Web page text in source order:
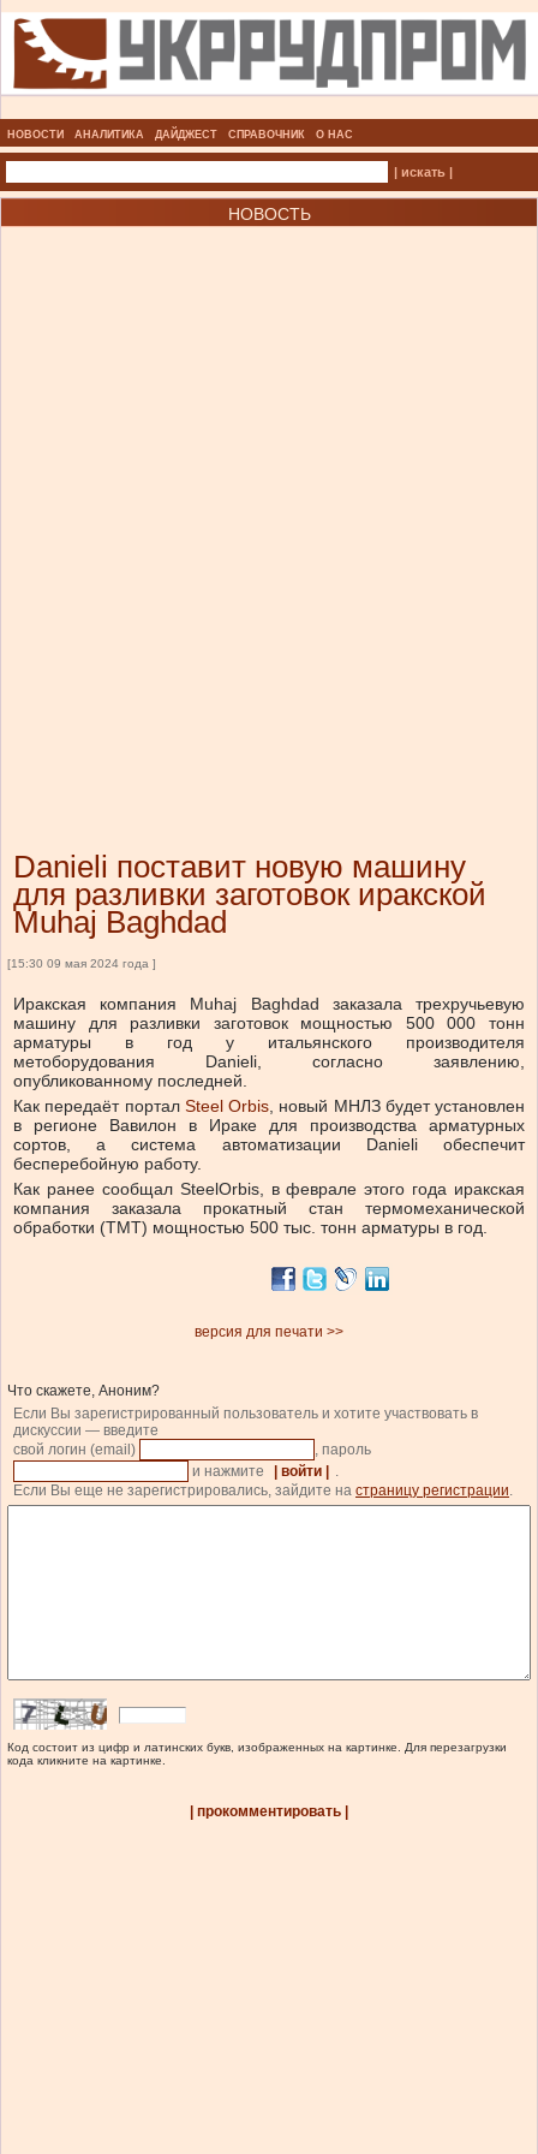
НОВОСТИ АНАЛИТИКА ДАЙДЖЕСТ СПРАВОЧНИК О НАС
| искать |
НОВОСТЬ
Danieli поставит новую машину
для разливки заготовок иракской
Muhaj Baghdad
[15:30 09 мая 2024 года ]
Иракская компания Muhaj Baghdad заказала трехручьевую
машину для разливки заготовок мощностью 500 000 тонн
арматуры в год у итальянского производителя
метоборудования Danieli, согласно заявлению,
опубликованному последней.
Как передаёт портал Steel Orbis, новый МНЛЗ будет установлен
в регионе Вавилон в Ираке для производства арматурных
сортов, а система автоматизации Danieli обеспечит
бесперебойную работу.
Как ранее сообщал SteelOrbis, в феврале этого года иракская
компания заказала прокатный стан термомеханической
обработки (ТМТ) мощностью 500 тыс. тонн арматуры в год.
версия для печати >>
Что скажете, Аноним?
Если Вы зарегистрированный пользователь и хотите участвовать в
дискуссии — введите
свой логин (email)
, пароль
и нажмите
| войти |
.
Если Вы еще не зарегистрировались, зайдите на страницу регистрации.
Код состоит из цифр и латинских букв, изображенных на картинке. Для перезагрузки
кода кликните на картинке.
| прокомментировать |